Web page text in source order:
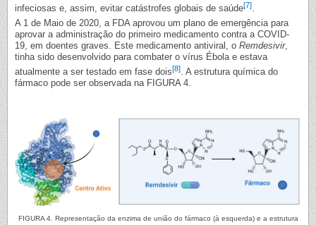
infeciosas e, assim, evitar catástrofes globais de saúde[7].
A 1 de Maio de 2020, a FDA aprovou um plano de emergência para
aprovar a administração do primeiro medicamento contra a COVID-
19, em doentes graves. Este medicamento antiviral, o Remdesivir,
tinha sido desenvolvido para combater o vírus Ébola e estava
atualmente a ser testado em fase dois[8]. A estrutura química do
fármaco pode ser observada na FIGURA 4.
FIGURA 4. Representação da enzima de união do fármaco (à esquerda) e a estrutura